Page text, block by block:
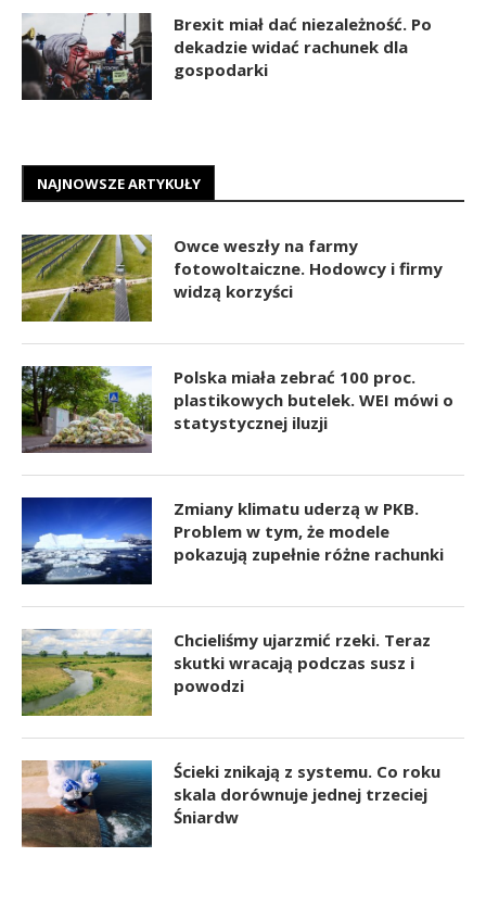
Brexit miał dać niezależność. Po
dekadzie widać rachunek dla
gospodarki
NAJNOWSZE ARTYKUŁY
Owce weszły na farmy
fotowoltaiczne. Hodowcy i firmy
widzą korzyści
Polska miała zebrać 100 proc.
plastikowych butelek. WEI mówi o
statystycznej iluzji
Zmiany klimatu uderzą w PKB.
Problem w tym, że modele
pokazują zupełnie różne rachunki
Chcieliśmy ujarzmić rzeki. Teraz
skutki wracają podczas susz i
powodzi
Ścieki znikają z systemu. Co roku
skala dorównuje jednej trzeciej
Śniardw